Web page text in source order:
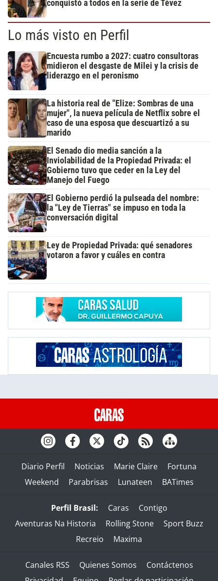
conquistó a todos en la serie de Tévez
Lo más visto en Perfil
Encuesta rumbo a 2027: cuatro consultoras
midieron el desgaste de Milei y la crisis de
liderazgo en el peronismo
La historia real de "Elize: Sombras de una
mujer", la nueva película de Netflix sobre el
caso de una esposa que descuartizó a su
marido
El Senado dio media sanción a la
Inviolabilidad de la Propiedad Privada: el
Gobierno tuvo que ceder en la Ley del
Manejo del Fuego
El Gobierno perdió la pulseada del nombre:
la "Ley de Tierras" se impuso en toda la
conversación digital
Ley de Propiedad Privada: qué senadores
votaron a favor y cuáles en contra
Diario Perfil Noticias Marie Claire
Fortuna
Weekend
Parabrisas Lunateen BATimes
Perfil Brasil: Caras
Contigo
Aventuras Na Historia
Rolling Stone
Sport Buzz
Recreio
Maxima
Canales RSS Quienes Somos
Contáctenos